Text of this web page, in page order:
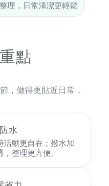
理，日常清潔更輕鬆
點
，做得更貼近日常，
水
活動更自在；撥水加
整理更方便。